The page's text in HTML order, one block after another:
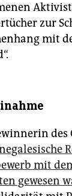
zur
mit
des
mit
gewesen